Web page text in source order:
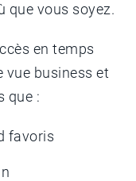
que vous soyez.
en temps
vue business et
que :
favoris